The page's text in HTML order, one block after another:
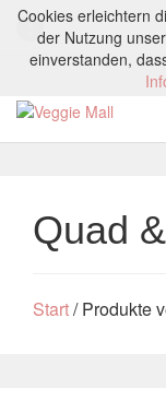
Quad
Start/ Produkte
Cookies erleichtern
der Nutzung
einverstanden,